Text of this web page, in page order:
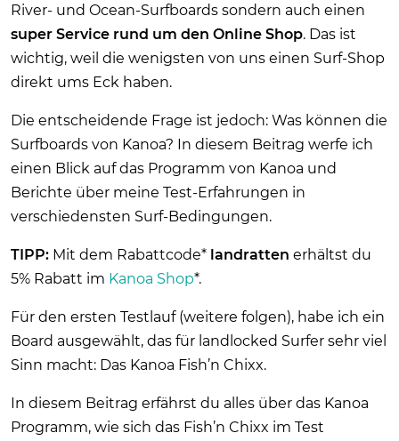
River- und Ocean-Surfboards sondern auch einen
super Service rund um den Online Shop. Das ist
wichtig, weil die wenigsten von uns einen Surf-Shop
direkt ums Eck haben.
Die entscheidende Frage ist jedoch: Was können die
Surfboards von Kanoa? In diesem Beitrag werfe ich
einen Blick auf das Programm von Kanoa und
Berichte über meine Test-Erfahrungen in
verschiedensten Surf-Bedingungen.
TIPP: Mit dem Rabattcode* landratten erhältst du
5% Rabatt im Kanoa Shop*.
Für den ersten Testlauf (weitere folgen), habe ich ein
Board ausgewählt, das für landlocked Surfer sehr viel
Sinn macht: Das Kanoa Fish’n Chixx.
In diesem Beitrag erfährst du alles über das Kanoa
Programm, wie sich das Fish’n Chixx im Test